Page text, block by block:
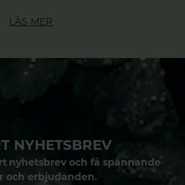
LÄS MER
NYHETSBREV
nyhetsbrev och få spännande
och erbjudanden.